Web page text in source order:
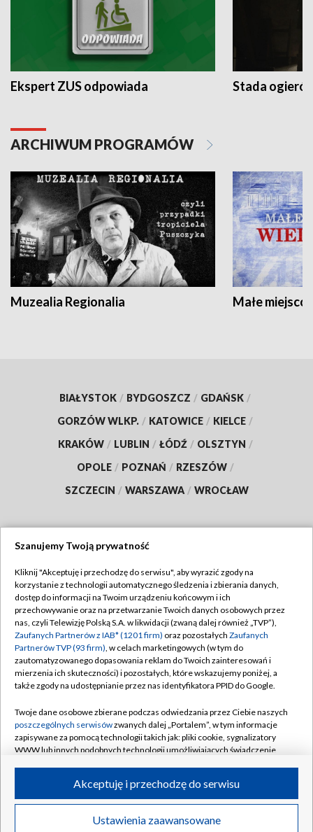
Ekspert ZUS odpowiada Stada
ARCHIWUM PROGRAMÓW
Muzealia Regionalia Małe
BIAŁYSTOK / BYDGOSZCZ / GDAŃSK /
GORZÓW WLKP. / KATOWICE / KIELCE /
KRAKÓW / LUBLIN / ŁÓDŹ / OLSZTYN /
OPOLE / POZNAŃ / RZESZÓW /
SZCZECIN / WARSZAWA / WROCŁAW
TVP
Abonament TVP
Emisja w TVP
Centrum informacji TVP
Naziemna Telewizja Cyfrowa
Rada Programowa
System NOS
Informacje o nadawcy
Program dla prasy
Regulamin TVP
Polityka prywatności
Moje zgody
Pomoc
Kontakt
Kanały
©2026 Telewizja Polska S.A. w likwidacji
Szanujemy Twoją prywatność
Kliknij "Akceptuję i przechodzę do serwisu", aby wyrazić zgody na
korzystanie z technologii automatycznego śledzenia i zbierania danych,
dostęp do informacji na Twoim urządzeniu końcowym i ich
przechowywanie oraz na przetwarzanie Twoich danych osobowych przez
nas, czyli Telewizję Polską S.A. w likwidacji (zwaną dalej również „TVP”),
Zaufanych Partnerów z IAB* (1201 firm) oraz pozostałych Zaufanych
Partnerów TVP (93 firm), w celach marketingowych (w tym do
zautomatyzowanego dopasowania reklam do Twoich zainteresowań i
mierzenia ich skuteczności) i pozostałych, które wskazujemy poniżej, a
także zgody na udostępnianie przez nas identyfikatora PPID do Google.
Twoje dane osobowe zbierane podczas odwiedzania przez Ciebie naszych
poszczególnych serwisówzwanych dalej „Portalem”, w tym informacje
zapisywane za pomocą technologii takich jak: pliki cookie, sygnalizatory
WWW lub innych podobnych technologii umożliwiających świadczenie
ruchu w Internecie.
Twoje dane osobowe zbierane podczas odwiedzania przez Ciebie
poszczególnych serwisówna Portalu, takie jak adresy IP, identyfikatory
Ustawienia zaawansowane
Akceptuję i przechodzę do serwisu